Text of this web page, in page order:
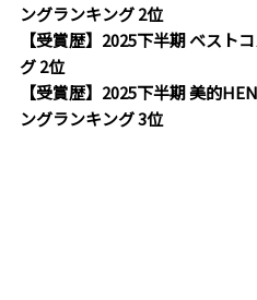
ングランキング 2位
【受賞歴】2025下半期 ベスト
グ 2位
【受賞歴】2025下半期 美的
ングランキング 3位